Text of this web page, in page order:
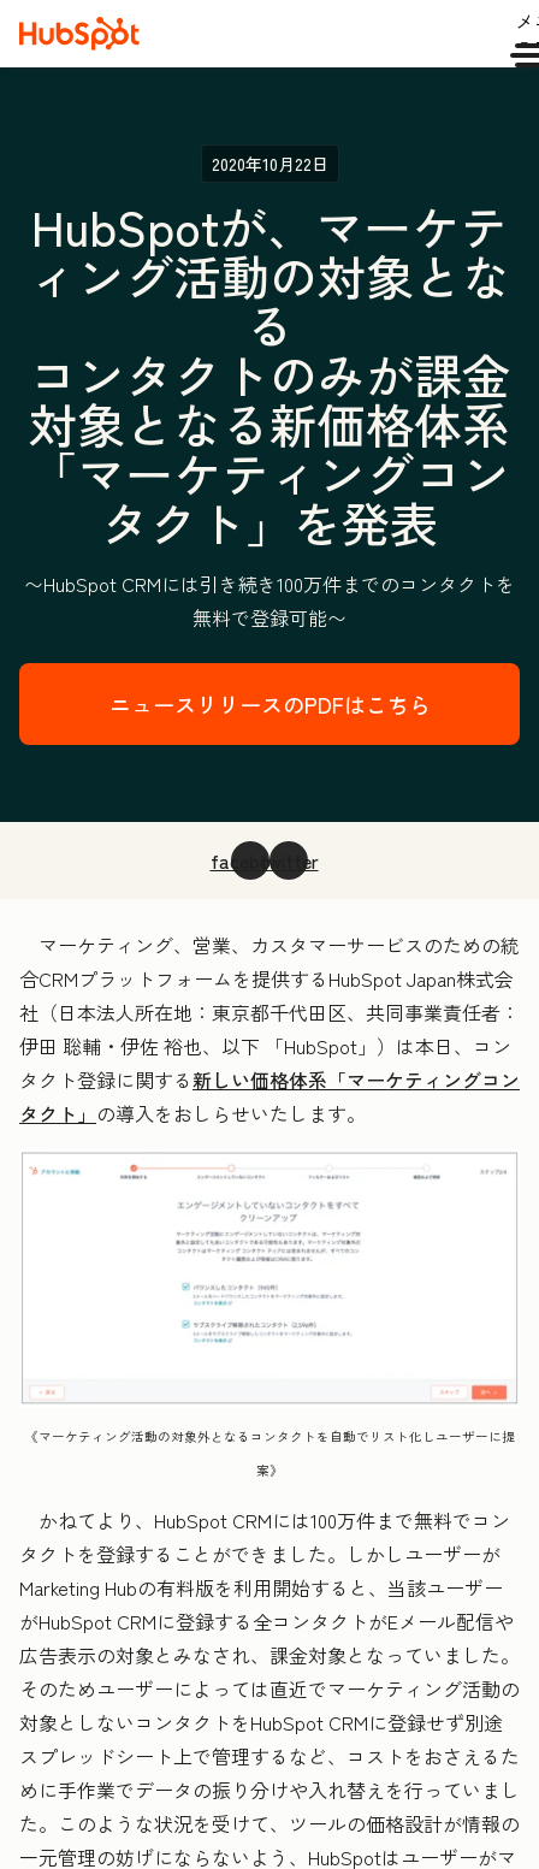
2020年10月22日
HubSpotが、マーケテ
ィング活動の対象とな
る
コンタクトのみが課金
対象となる新価格体系
「マーケティングコン
タクト」を発表
〜HubSpot CRMには引き続き100万件までのコンタクトを
無料で登録可能〜
ニュースリリースのPDFはこちら
facebooktwitter
マーケティング、営業、カスタマーサービスのための統
合CRMプラットフォームを提供するHubSpot Japan株式会
社（日本法人所在地：東京都千代田区、共同事業責任者：
伊田 聡輔・伊佐 裕也、以下 「HubSpot」）は本日、コン
タクト登録に関する新しい価格体系「マーケティングコン
タクト」 の導入をおしらせいたします。
《マーケティング活動の対象外となるコンタクトを自動でリスト化しユーザーに提
案》
かねてより、HubSpot CRMには100万件まで無料でコン
タクトを登録することができました。しかしユーザーが
Marketing Hubの有料版を利用開始すると、当該ユーザー
がHubSpot CRMに登録する全コンタクトがEメール配信や
広告表示の対象とみなされ、課金対象となっていました。
そのためユーザーによっては直近でマーケティング活動の
対象としないコンタクトをHubSpot CRMに登録せず別途
スプレッドシート上で管理するなど、コストをおさえるた
めに手作業でデータの振り分けや入れ替えを行っていまし
た。このような状況を受けて、ツールの価格設計が情報の
一元管理の妨げにならないよう、HubSpotはユーザーがマ